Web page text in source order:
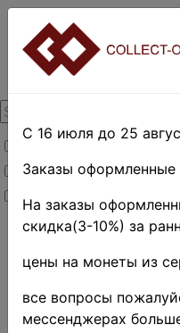
Товары со скидкой
Товары в наличии
Новинки
С 16 июля до 25
Заказы оформленные
На заказы
скидка(3-10%) за
цены на монеты из
все вопросы
мессенджерах